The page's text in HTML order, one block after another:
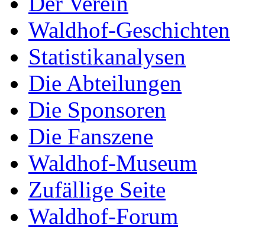
Waldhof-Geschichten
Statistikanalysen
Die Abteilungen
Die Sponsoren
Die Fanszene
Waldhof-Museum
Zufällige Seite
Waldhof-Forum